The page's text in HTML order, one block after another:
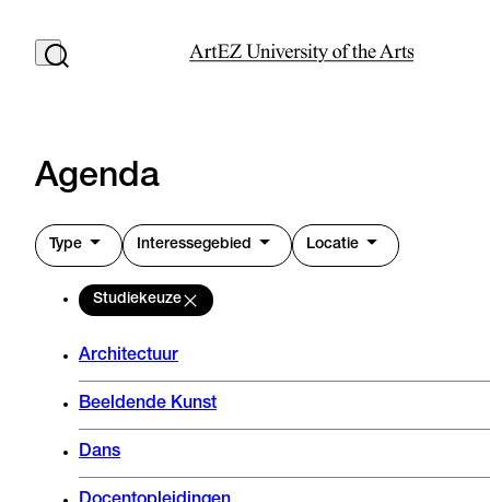
Agenda
Type Interessegebied Locatie
Studiekeuze
Architectuur
Beeldende Kunst
Dans